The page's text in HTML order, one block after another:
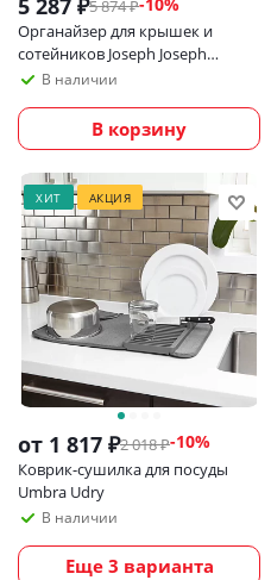
5 287 ₽5 874₽
Органайзер для крышек и
сотейников Joseph Joseph
Drawerstore раздвижной
В наличии
В корзину
ХИТ АКЦИЯ
от 1 817 ₽2 018 ₽-10%
Коврик-сушилка для посуды
Umbra Udry
В наличии
Еще 3 варианта